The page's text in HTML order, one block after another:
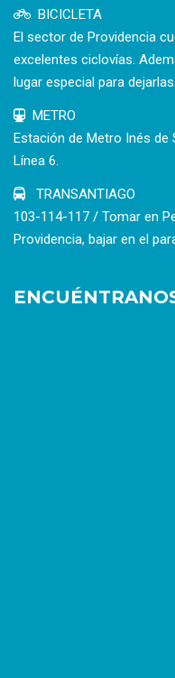
BICICLETA
El sector de Providencia
excelentes ciclovías.
lugar especial para dejarlas.
METRO
Estación de Metro Inés de
Línea 6.
TRANSANTIAGO
103-114-117 / Tomar en
Providencia, bajar en el